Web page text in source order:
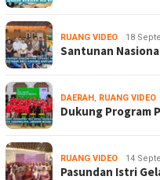
RUANG VIDEO 18
Santunan
DAERAH, RUANG VIDEO
Dukung Program
RUANG VIDEO 14
Pasundan Istri